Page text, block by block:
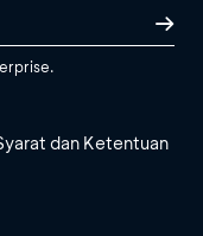
dan Ketentuan